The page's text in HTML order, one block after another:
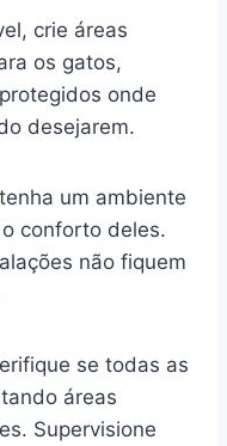
crie áreas
os gatos,
onde
desejarem.
um ambiente
conforto deles.
não fiquem
se todas as
áreas
Supervisione